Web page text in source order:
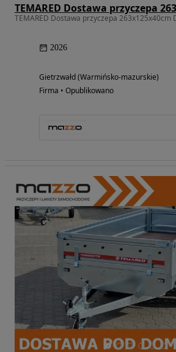
2026
Gietrzwałd (Warmińsko-mazurskie)
Firma • Opublikowano